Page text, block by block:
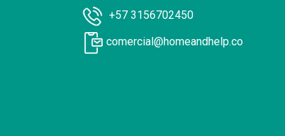
+57 3156702450
comercial@homeandhelp.co